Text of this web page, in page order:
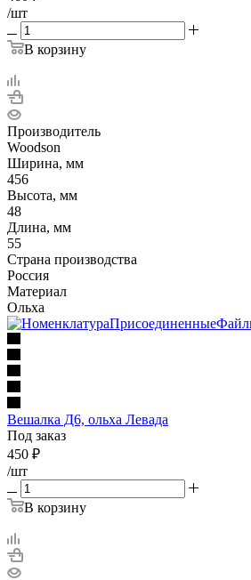
/шт
В корзину
Производитель
Woodson
Ширина, мм
456
Высота, мм
48
Длина, мм
55
Страна производства
Россия
Материал
Ольха
Вешалка Д6, ольха Левада
Под заказ
450 ₽
/шт
В корзину